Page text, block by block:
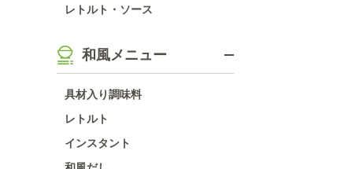
レトルト・ソース
和風メニュー
具材入り調味料
レトルト
インスタント